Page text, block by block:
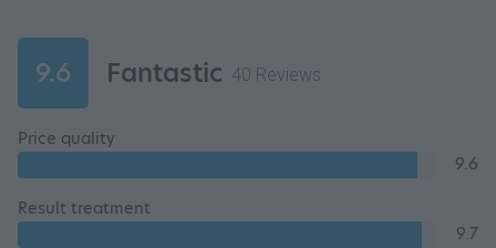
9.6 Fantastic 40 Reviews
Price quality
9.6
Result treatment
9.7